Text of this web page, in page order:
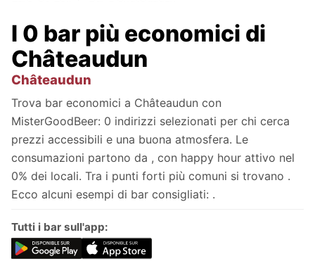
I 0 bar più economici di
Châteaudun
Châteaudun
Trova bar economici a Châteaudun con
MisterGoodBeer: 0 indirizzi selezionati per chi cerca
prezzi accessibili e una buona atmosfera. Le
consumazioni partono da , con happy hour attivo nel
0% dei locali. Tra i punti forti più comuni si trovano .
Ecco alcuni esempi di bar consigliati: .
Tutti i bar sull'app: